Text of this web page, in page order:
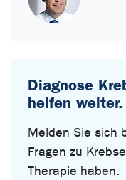
Diagnose
helfen weiter.
Melden Sie sich
Fragen zu
Therapie haben.